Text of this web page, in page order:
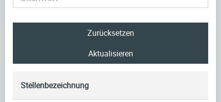
Zurücksetzen
Aktualisieren
Stellenbezeichnung